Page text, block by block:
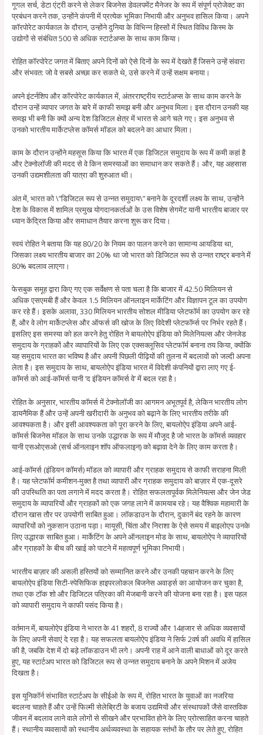
गूगल सर्च, डेटा एंट्री करने से लेकर बिजनेस डेवलपमेंट मैनेजर के रूप में संपूर्ण प्रोजेक्ट का
प्रबंधन करने तक, उन्होंने कंपनी में प्रत्येक भूमिका निभायी और अनुभव हासिल किया। अपने
कॉरपोरेट कार्यकाल के दौरान, उन्होंने दुनिया के विभिन्न हिस्सों में स्थित विविध किस्म के
उद्योगों से संबंधित 500 से अधिक स्टार्टअप्स के साथ काम किया।
रोहित कॉरपोरेट जगत में बिताए अपने दिनों को ऐसे दिनों के रूप में देखते हैं जिसने उन्हें संवारा
और संभवत: जो वे सबसे अच्छा कर सकते थे, उसे करने में उन्हें सक्षम बनाया।
अपने इंटर्नशिप और कॉरपोरेट कार्यकाल में, अंतरराष्ट्रीय स्टार्टअप्स के साथ काम करने के
दौरान उन्हें व्यापार जगत के बारे में काफी समझ बनी और अनुभव मिला। इस दौरान उनकी यह
समझ भी बनी कि क्यों अन्य देश डिजिटल क्षेत्र में भारत से आगे चले गए। इस अनुभव से
उनको भारतीय मार्केटप्लेस कॉमर्स मॉडल को बदलने का आधार मिला।
काम के दौरान उन्होंने महसूस किया कि भारत में एक डिजिटल समुदाय के रूप में कमी कहां है
और टेक्नोलॉजी की मदद से वे किन समस्याओं का समाधान कर सकते हैं। और, यह अहसास
उनकी उद्यमशीलता की यात्रा की शुरुआत थी।
अंत में, भारत को \”डिजिटल रूप से उन्नत समुदाय\” बनाने के दूरदर्शी लक्ष्य के साथ, उन्होंने
देश के विकास में शामिल प्रमुख योगदानकर्ताओं के उस विशेष सेगमेंट यानी भारतीय बाजार पर
ध्यान केंद्रित किया और समाधान तैयार करना शुरू कर दिया।
स्वयं रोहित ने बताया कि यह 80/20 के नियम का पालन करने का सामान्य आयडिया था,
जिसका लक्ष्य भारतीय बाजार का 20% था जो भारत को डिजिटल रूप से उन्नत राष्ट्र बनाने में
80% बदलाव लाएगा।
फेसबुक समूह द्वारा किए गए एक सर्वेक्षण से पता चला है कि बाजार में 42.50 मिलियन से
अधिक एसएमबी हैं और केवल 1.5 मिलियन ऑनलाइन मार्केटिंग और विज्ञापन टूल का उपयोग
कर रहे हैं। इसके अलावा, 330 मिलियन भारतीय सोशल मीडिया प्लेटफॉर्म का उपयोग कर रहे
हैं, और वे लोग मार्केटप्लेस और ऑफर्स की खोज के लिए विदेशी प्लेटफॉर्म्स पर निर्भर रहते हैं।
इसलिए इस समस्या को हल करने हेतु रोहित ने बायलोऐप इंडिया को मिलेनियल्स और जेनजेड
समुदाय के ग्राहकों और व्यापारियों के लिए एक एक्सक्लूसिव प्लेटफॉर्म बनाना तय किया, क्योंकि
यह समुदाय भारत का भविष्य है और अपनी पिछली पीढ़ियों की तुलना में बदलावों को जल्दी अपना
लेता है। इस समुदाय के साथ, बायलोऐप इंडिया भारत में विदेशी कंपनियों द्वारा लाए गए ई-
कॉमर्स को आई-कॉमर्स यानी ‘द इंडियन कॉमर्स वे’ में बदल रहा है।
रोहित के अनुसार, भारतीय कॉमर्स में टेक्नोलॉजी का आगमन अभूतपूर्व है, लेकिन भारतीय लोग
डायनैमिक हैं और उन्हें अपनी खरीदारी के अनुभव को बढ़ाने के लिए भारतीय तरीके की
आवश्यकता है। और इसी आवश्यकता को पूरा करने के लिए, बायलोऐप इंडिया अपने आई-
कॉमर्स बिजनेस मॉडल के साथ उनके उद्धारक के रूप में मौजूद है जो भारत के कॉमर्स व्यवहार
यानी एसओएसओ (सर्च ऑनलाइन शॉप ऑफलाइन) को बढ़ावा देने के लिए काम करता है।
आई-कॉमर्स (इंडियन कॉमर्स) मॉडल को व्यापारी और ग्राहक समुदाय से काफी सराहना मिली
है। यह प्लेटफॉर्म कमीशन-मुक्त है तथा व्यापारी और ग्राहक समुदाय को बाज़ार में एक-दूसरे
की उपस्थिति का पता लगाने में मदद करता है। रोहित सफलतापूर्वक मिलेनियल्स और जेन जेड
समुदाय के व्यापारियों और ग्राहकों को एक जगह लाने में कामयाब रहे। यह वैश्विक महामारी के
दौरान खास तौर पर उपयोगी साबित हुआ। लॉकडाउन के दौरान, दुकानें बंद रहने के कारण
व्यापारियों को नुकसान उठाना पड़ा। मायूसी, चिंता और निराशा के ऐसे समय में बाइलोएप उनके
लिए उद्धारक साबित हुआ। मार्केटिंग के अपने ऑनलाइन मोड के साथ, बायलोऐप ने व्यापारियों
और ग्राहकों के बीच की खाई को पाटने में महत्वपूर्ण भूमिका निभायी।
भारतीय बाज़ार की असली हस्तियों को सम्मानित करने और उनकी पहचान करने के लिए
बायलोऐप इंडिया सिटी-स्पेसिफिक हाइपरलोकल बिजनेस अवार्ड्स का आयोजन कर चुका है,
तथा एक टॉक शो और डिजिटल पत्रिका की मेजबानी करने की योजना बना रहा है। इस पहल
को व्यापारी समुदाय ने काफी पसंद किया है।
वर्तमान में, बायलोऐप इंडिया ने भारत के 41 शहरों, 8 राज्यों और 14हजार से अधिक व्यवसायों
के लिए अपनी सेवाएं दे रहा है। यह सफलता बायलोऐप इंडिया ने सिर्फ 2वर्ष की अवधि में हासिल
की है, जबकि देश में दो बड़े लॉकडाउन भी लगे। अपनी राह में आने वाली बाधाओं को दूर करते
हुए, यह स्टार्टअप भारत को डिजिटल रूप से उन्नत समुदाय बनाने के अपने मिशन में अजेय
दिखता है।
इस यूनिकॉर्न संभावित स्टार्टअप के सीईओ के रूप में, रोहित भारत के युवाओं का नजरिया
बदलना चाहते हैं और उन्हें फिल्मी सेलेब्रिटी के बजाय उद्यमियों और संस्थापकों जैसे वास्तविक
जीवन में बदलाव लाने वाले लोगों से सीखने और प्रभावित होने के लिए प्रोत्साहित करना चाहते
हैं। स्थानीय व्यवसायों को स्थानीय अर्थव्यवस्था के सहायक स्तंभों के तौर पर लेते हुए, रोहित